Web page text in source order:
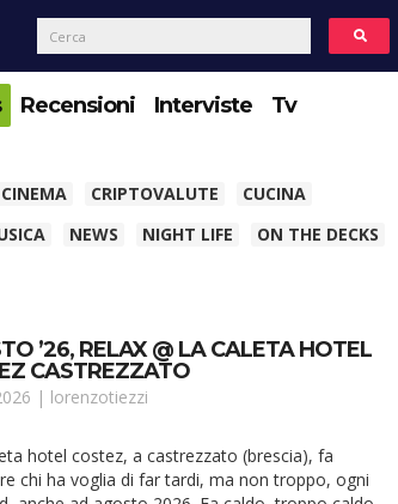
Recensioni Interviste Tv
CINEMA CRIPTOVALUTE
CUCINA
NEWS NIGHT LIFE
ON THE DECKS
’26, RELAX @ LA CALETA HOTEL
CASTREZZATO
| lorenzotiezzi
hotel costez, a castrezzato (brescia), fa
chi ha voglia di far tardi, ma non troppo, ogni